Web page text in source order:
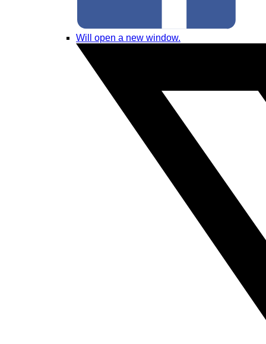
Will open a new window.